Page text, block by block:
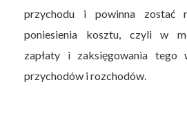
przychodu i powinna zostać
poniesienia kosztu, czyli w
zapłaty i zaksięgowania tego
przychodów i rozchodów.